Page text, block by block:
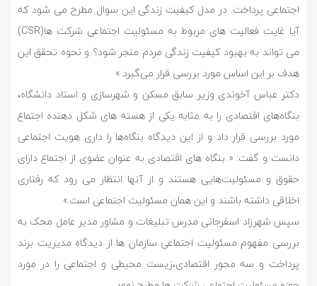
اجتماعی پرداخت. در مدل کیفیت زندگی این سوال مطرح می شود که
آیا غایت فعالیت های مربوط به مسئولیت اجتماعی شرکت ها(CSR)
می تواند به بهبود کیفیت زندگی مردم منجر شود؟ و نحوه تحقق این
هدف بر این اساس مورد بررسی قرار می‌گیرد »
دکتر عباس آخوندی وزیر سابق مسکن و شهرسازی و استاد دانشگاه،
بنگاه‌های اقتصادی را به مثابه یکی از هسته های شکل دهنده اجتماع
مورد بررسی قرار داد و از این دیدگاه بنگاه‌ها را داری هویت اجتماعی
دانست و گفت: « بنگاه های اقتصادی به عنوان عضوی از اجتماع دارای
حقوق و مسئولیت‌هایی هستند و از آنها انتظار می رود که رفتاری
اخلاقی داشته باشند و این همان مسئولیت اجتماعی است.»
سپس شهرزاد اسفرجانی مدرس تبلیغات و مشاور مدیر عامل محک به
بررسی مفهوم مسئولیت اجتماعی سازمان ها از دیدگاه مدیریت برند
پرداخت و سه محور اقتصادی،‌زیست محیطی و اجتماعی را در مورد